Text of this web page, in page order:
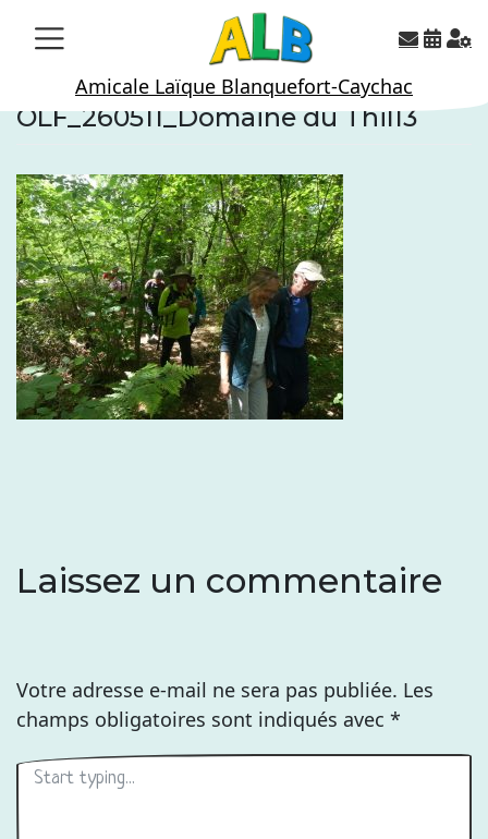
Amicale Laïque Blanquefort-Caychac
OLF_260511_Domaine du Thil13
Laissez un commentaire
Votre adresse e-mail ne sera pas publiée. Les
champs obligatoires sont indiqués avec *